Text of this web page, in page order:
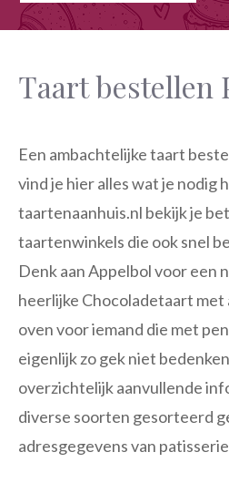
Taart bestellen
Een ambachtelijke taart
vind je hier alles wat je nodig
taartenaanhuis.nl bekijk je
taartenwinkels die ook snel
Denk aan Appelbol voor een
heerlijke Chocoladetaart
oven voor iemand die met
eigenlijk zo gek niet
overzichtelijk aanvullende
diverse soorten gesorteerd
adresgegevens van